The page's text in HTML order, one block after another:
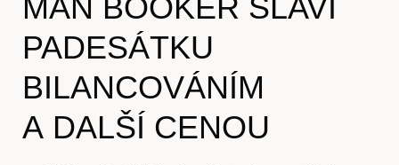
PADESÁTKU
BILANCOVÁNÍM
A DALŠÍ CENOU